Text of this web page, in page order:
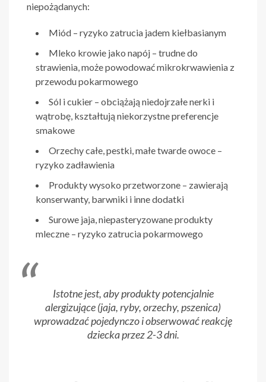
niepożądanych:
Miód – ryzyko zatrucia jadem kiełbasianym
Mleko krowie jako napój – trudne do
strawienia, może powodować mikrokrwawienia z
przewodu pokarmowego
Sól i cukier – obciążają niedojrzałe nerki i
wątrobę, kształtują niekorzystne preferencje
smakowe
Orzechy całe, pestki, małe twarde owoce –
ryzyko zadławienia
Produkty wysoko przetworzone – zawierają
konserwanty, barwniki i inne dodatki
Surowe jaja, niepasteryzowane produkty
mleczne – ryzyko zatrucia pokarmowego
Istotne jest, aby produkty potencjalnie
alergizujące (jaja, ryby, orzechy, pszenica)
wprowadzać pojedynczo i obserwować reakcję
dziecka przez 2-3 dni.